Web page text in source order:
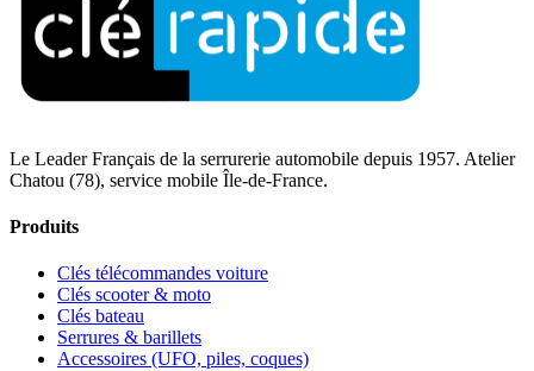
Le Leader Français de la serrurerie automobile depuis 1957. Atelier
Chatou (78), service mobile Île-de-France.
Produits
Clés télécommandes voiture
Clés scooter & moto
Clés bateau
Serrures & barillets
Accessoires (UFO, piles, coques)